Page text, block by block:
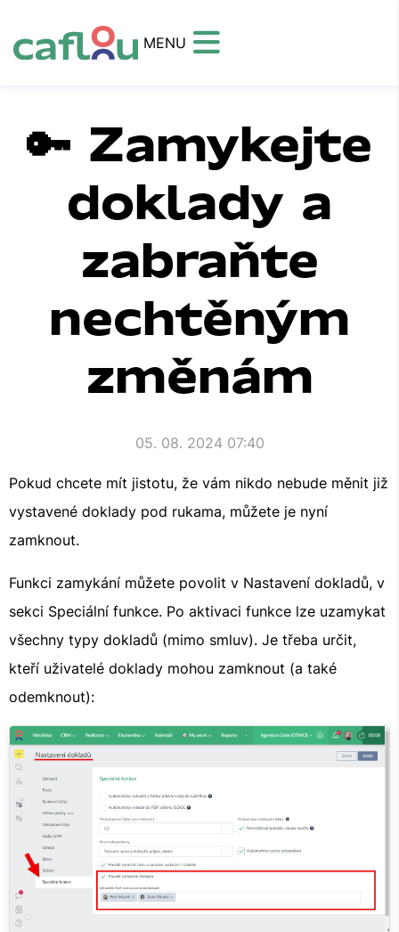
MENU
🔑 Zamykejte
doklady a
zabraňte
nechtěným
změnám
05. 08. 2024 07:40
Pokud chcete mít jistotu, že vám nikdo nebude měnit již
vystavené doklady pod rukama, můžete je nyní
zamknout.
Funkci zamykání můžete povolit v Nastavení dokladů, v
sekci Speciální funkce. Po aktivaci funkce lze uzamykat
všechny typy dokladů (mimo smluv). Je třeba určit,
kteří uživatelé doklady mohou zamknout (a také
odemknout):